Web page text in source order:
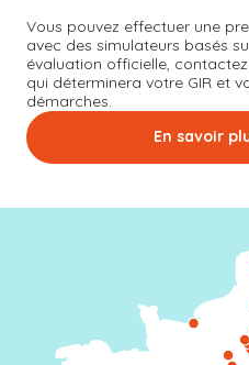
Vous pouvez effectuer une
avec des simulateurs basés
évaluation officielle,
qui déterminera votre GIR et
démarches.
En savoir